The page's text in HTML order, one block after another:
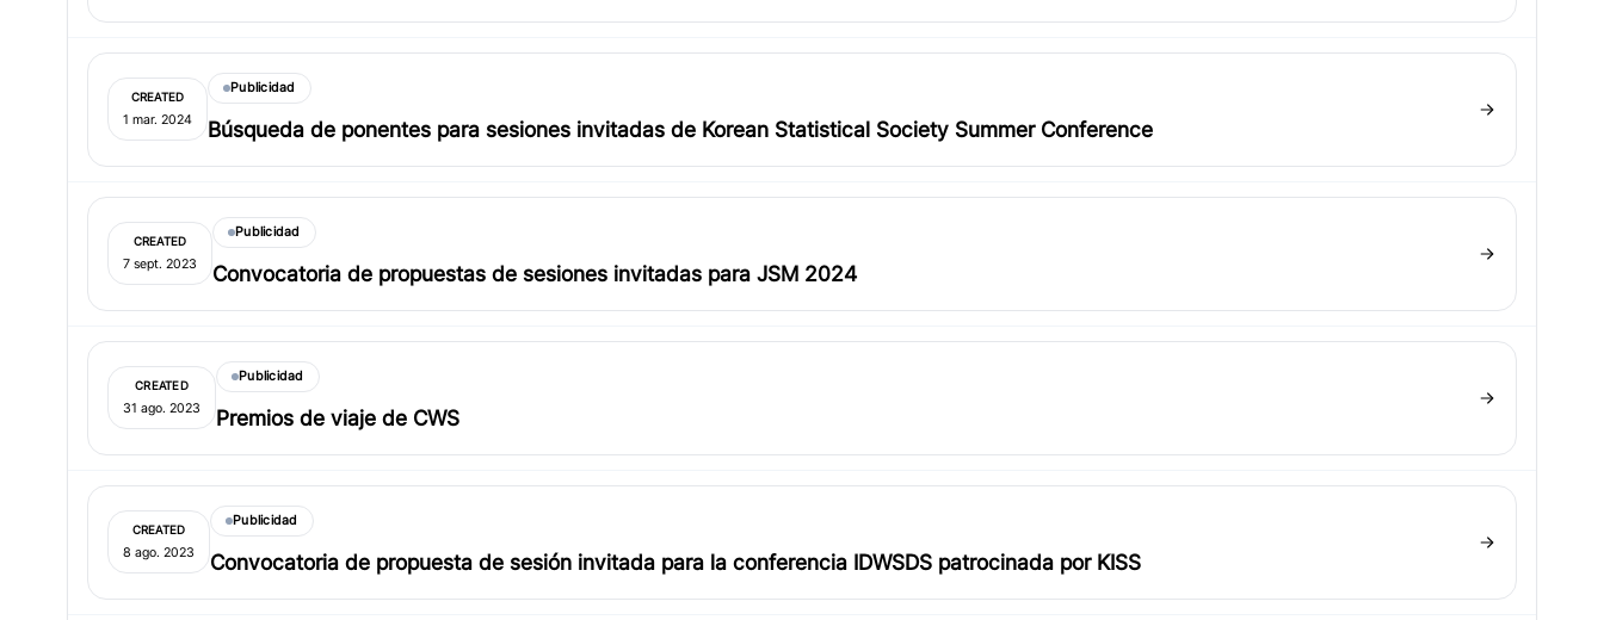
CREATED
1 mar. 2024
Publicidad
Búsqueda de ponentes para sesiones invitadas de Korean Statistical Society Summer Conference
CREATED
7 sept. 2023
Publicidad
Convocatoria de propuestas de sesiones invitadas para JSM 2024
CREATED
31 ago. 2023
Publicidad
Premios de viaje de CWS
CREATED
8 ago. 2023
Publicidad
Convocatoria de propuesta de sesión invitada para la conferencia IDWSDS patrocinada por KISS